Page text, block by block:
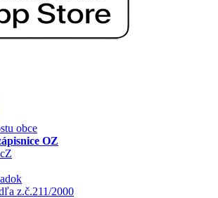
obce
OZ
z.č.211/2000